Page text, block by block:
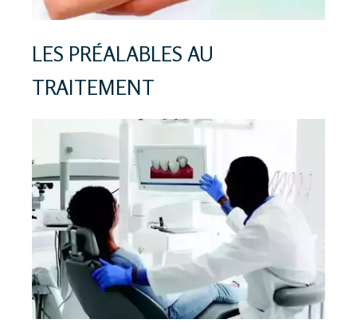
LES PRÉALABLES AU
TRAITEMENT